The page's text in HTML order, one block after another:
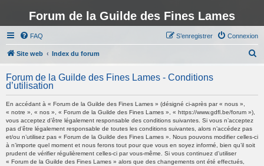
Forum de la Guilde des Fines Lames
FAQ Connexion
S’enregistrer
Site web Index du forum
h
c
Forum de la Guilde des Fines Lames - Conditions
d’utilisation
En accédant à « Forum de la Guilde des Fines Lames » (désigné ci-après par « nous »,
« notre », « nos », « Forum de la Guilde des Fines Lames », « https://www.gdfl.be/forum »),
vous acceptez d’être légalement responsable des conditions suivantes. Si vous n’acceptez
pas d’être légalement responsable de toutes les conditions suivantes, alors n’accédez pas
et/ou n’utilisez pas « Forum de la Guilde des Fines Lames ». Nous pouvons modifier celles-ci
à n’importe quel moment et nous ferons tout pour que vous en soyez informé, bien qu’il soit
prudent de vérifier régulièrement celles-ci par vous-même. Si vous continuez d’utiliser
« Forum de la Guilde des Fines Lames » alors que des changements ont été effectués,